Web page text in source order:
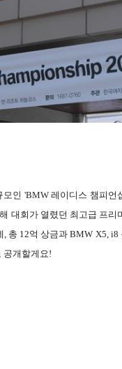
인 'BMW 레이디스 챔피
대회가 열렸던 최고급 프
총 12억 상금과 BMW X5,
공개할게요!